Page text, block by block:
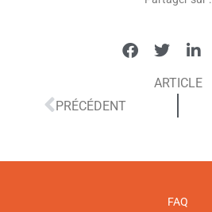
ARTICLE
PRÉCÉDENT
FAQ